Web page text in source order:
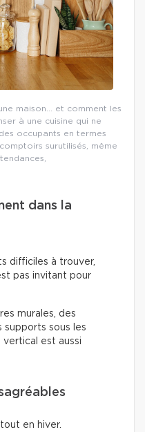
maison… et comment les
à une cuisine qui ne
occupants en termes
surutilisés, même
dans la
difficiles à trouver,
pas invitant pour
murales, des
supports sous les
vertical est aussi
en hiver.